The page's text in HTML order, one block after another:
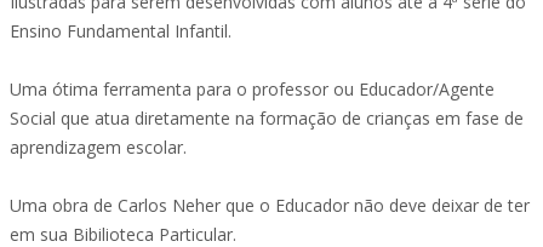
Ensino Fundamental Infantil.
Uma ótima ferramenta para o professor ou Educador/Agente
Social que atua diretamente na formação de crianças em fase de
aprendizagem escolar.
Uma obra de Carlos Neher que o Educador não deve deixar de ter
em sua Bibilioteca Particular.